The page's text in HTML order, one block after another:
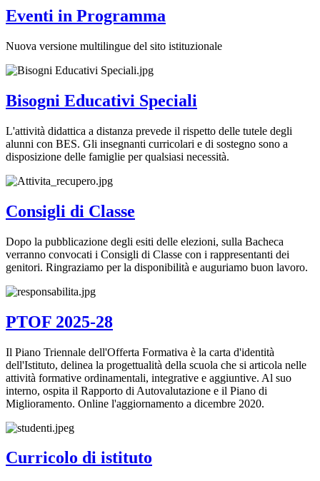
Eventi in Programma
Nuova versione multilingue del sito istituzionale
Bisogni Educativi Speciali
L'attività didattica a distanza prevede il rispetto delle tutele degli
alunni con BES. Gli insegnanti curricolari e di sostegno sono a
disposizione delle famiglie per qualsiasi necessità.
Consigli di Classe
Dopo la pubblicazione degli esiti delle elezioni, sulla Bacheca
verranno convocati i Consigli di Classe con i rappresentanti dei
genitori. Ringraziamo per la disponibilità e auguriamo buon lavoro.
PTOF 2025-28
Il Piano Triennale dell'Offerta Formativa è la carta d'identità
dell'Istituto, delinea la progettualità della scuola che si articola nelle
attività formative ordinamentali, integrative e aggiuntive. Al suo
interno, ospita il Rapporto di Autovalutazione e il Piano di
Miglioramento. Online l'aggiornamento a dicembre 2020.
Curricolo di istituto